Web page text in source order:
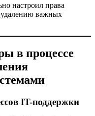
настроил права
удалению важных
в процессе
IT-поддержки